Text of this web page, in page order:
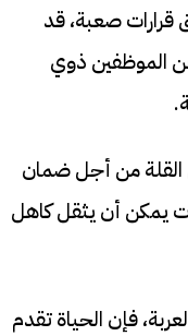
قرارات صعبة، قد
الموظفين ذوي
من أجل ضمان
يمكن أن يثقل كاهل
فإن الحياة تقدم